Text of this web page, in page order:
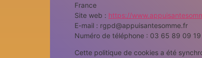
France
Site web : https://
E-mail : rgpd@appuisantesomme.fr
Numéro de téléphone : 03 65 89 09 19
Cette politique de cookies a été